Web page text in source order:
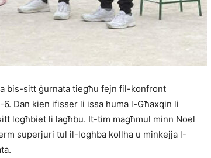
bis-sitt ġurnata tiegħu fejn fil-konfront
6. Dan kien ifisser li issa huma l-Għaxqin li
logħbiet li lagħbu. It-tim magħmul minn Noel
superjuri tul il-logħba kollha u minkejja l-